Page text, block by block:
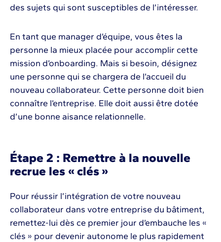
des sujets qui sont susceptibles de l’intéresser.
En tant que manager d’équipe, vous êtes la
personne la mieux placée pour accomplir cette
mission d’onboarding. Mais si besoin, désignez
une personne qui se chargera de l’accueil du
nouveau collaborateur. Cette personne doit bien
connaître l’entreprise. Elle doit aussi être dotée
d’une bonne aisance relationnelle.
Étape 2 : Remettre à la nouvelle
recrue les « clés »
Pour réussir l’intégration de votre nouveau
collaborateur dans votre entreprise du bâtiment,
remettez-lui dès ce premier jour d’embauche les «
clés » pour devenir autonome le plus rapidement